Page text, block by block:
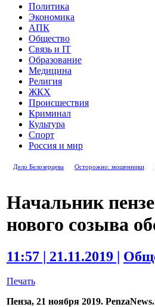
Политика
Экономика
АПК
Общество
Связь и IT
Образование
Медицина
Религия
ЖКХ
Происшествия
Криминал
Культура
Спорт
Россия и мир
Дело Белозерцева Осторожно: мошенники
Начальник
нового созыва
11:57 | 21.11.2019 |
Печать
Пенза, 21 ноября 2019. PenzaNews.